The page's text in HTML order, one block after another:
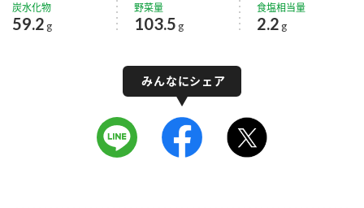
炭水化物
59.2 g
野菜量
103.5 g
食塩相当量
2.2 g